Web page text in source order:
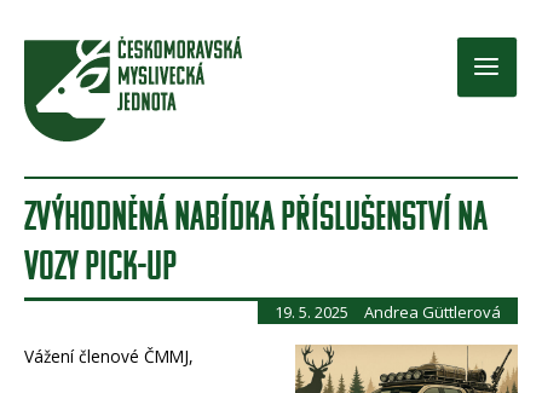
Main
ZVÝHODNĚNÁ NABÍDKA PŘÍSLUŠENSTVÍ NA
VOZY PICK-UP
19. 5. 2025 Andrea Güttlerová
Vážení členové ČMMJ,